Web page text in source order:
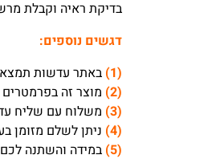
בדיקת ראיה וקבלת
דגשים נוספים:
(1)
באתר עדשות
(2)
מוצר זה בפרמטרים של מינוס ובקימור 8.5 נמצאים כמעט תמיד במלאי
(3)
משלוח עם שליח עד הבית +
(4)
ניתן לשלם מזומן
(5)
במידה והשתנה